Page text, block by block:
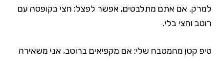
למרק. אם אתם מתלבטים, אפשר לפצל: חצי בקופסה עם
רוטב וחצי בלי.
טיפ קטן מהמטבח שלי: אם מקפיאים ברוטב, אני משאירה